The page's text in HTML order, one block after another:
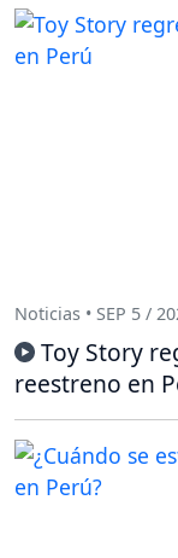
Noticias • SEP 5 /
Toy Story
reestreno en